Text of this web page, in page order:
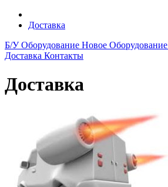
Доставка
Б/У Оборудование Новое Оборудование
Доставка Контакты
Доставка